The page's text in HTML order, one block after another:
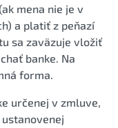
mena nie je v
a platiť z peňazí
sa zaväzuje vložiť
banke. Na
forma.
určenej v zmluve,